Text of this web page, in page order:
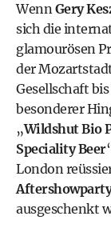
WennGery
sich die
glamourösen
der
Gesellschaft
besonderer
„Wildshut Bio
Speciality Beer
London
Aftershowparty
ausgeschenkt